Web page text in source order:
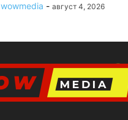
wowmedia - август 4, 2026